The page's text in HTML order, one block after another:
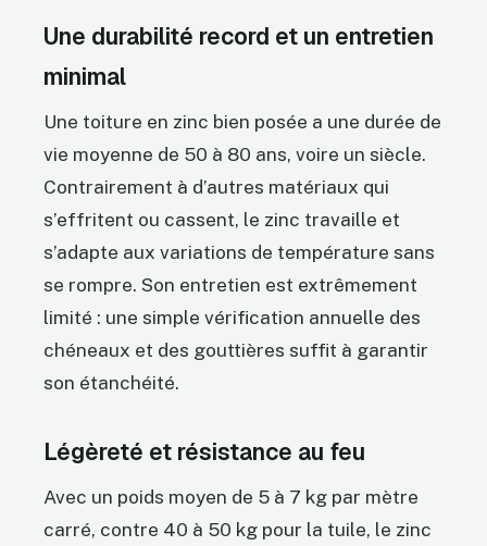
Une durabilité record et un entretien
minimal
Une toiture en zinc bien posée a une durée de
vie moyenne de 50 à 80 ans, voire un siècle.
Contrairement à d’autres matériaux qui
s’effritent ou cassent, le zinc travaille et
s’adapte aux variations de température sans
se rompre. Son entretien est extrêmement
limité : une simple vérification annuelle des
chéneaux et des gouttières suffit à garantir
son étanchéité.
Légèreté et résistance au feu
Avec un poids moyen de 5 à 7 kg par mètre
carré, contre 40 à 50 kg pour la tuile, le zinc